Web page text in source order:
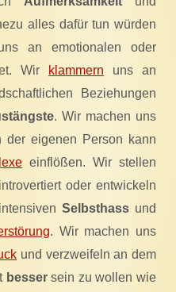
alles dafür tun würden
an emotionalen oder
Wir klammern uns an
Beziehungen
. Wir machen uns
eigenen Person kann
einflößen. Wir stellen
oder entwickeln
Selbsthass und
. Wir machen uns
und verzweifeln an dem
bessersein zu wollen wie